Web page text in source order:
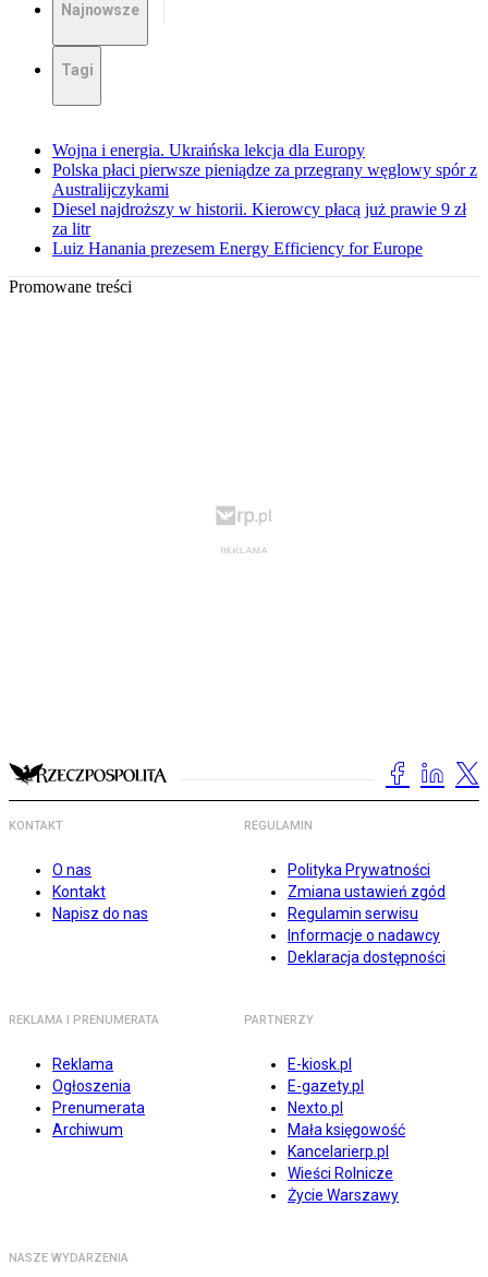
Najnowsze
Tagi
Wojna i energia. Ukraińska lekcja dla Europy
Polska płaci pierwsze pieniądze za przegrany węglowy spór z
Australijczykami
Diesel najdroższy w historii. Kierowcy płacą już prawie 9 zł
za litr
Luiz Hanania prezesem Energy Efficiency for Europe
Promowane treści
KONTAKT
O nas
Kontakt
Napisz do nas
REGULAMIN
Polityka Prywatności
Zmiana ustawień zgód
Regulamin serwisu
Informacje o nadawcy
Deklaracja dostępności
REKLAMA I PRENUMERATA
Reklama
Ogłoszenia
Prenumerata
Archiwum
PARTNERZY
E-kiosk.pl
E-gazety.pl
Nexto.pl
Mała księgowość
Kancelarierp.pl
Wieści Rolnicze
Życie Warszawy
NASZE WYDARZENIA